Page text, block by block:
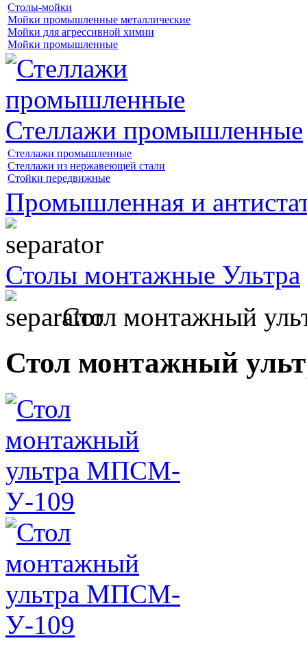
Столы-мойки
Мойки промышленные металлические
Мойки для агрессивной химии
Мойки промышленные
Стеллажи промышленные
Стеллажи промышленные
Стеллажи из нержавеющей стали
Стойки передвижные
Промышленная и
Столы монтажные Ультра
Стол монтажный
Стол монтажный